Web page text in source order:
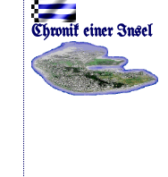
Chronik einer Insel